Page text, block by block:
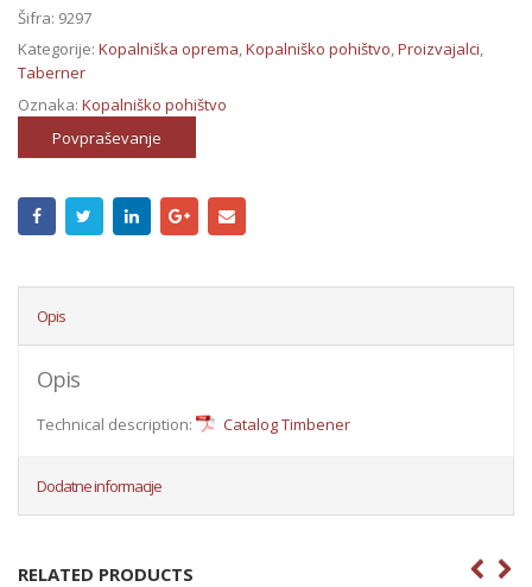
Šifra: 9297
Kategorije: Kopalniška oprema,Kopalniško pohištvo,Proizvajalci,
Taberner
Oznaka: Kopalniško pohištvo
Povpraševanje
Opis
Opis
Technical description: Catalog Timbener
Dodatne informacije
RELATED PRODUCTS